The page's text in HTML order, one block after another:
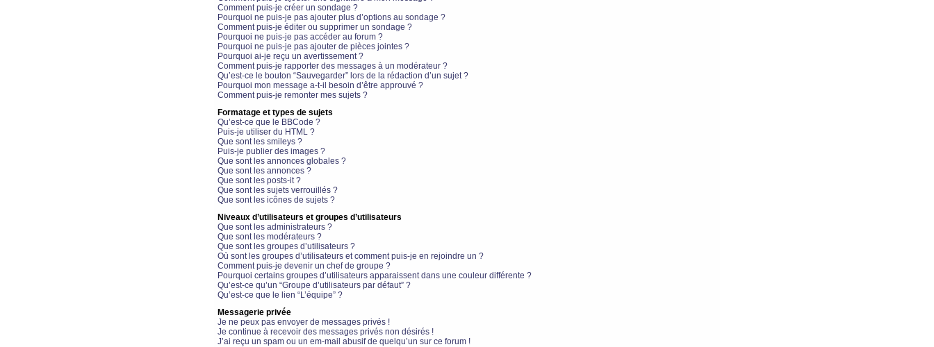
Comment puis-je créer un sondage ?
Pourquoi ne puis-je pas ajouter plus d’options au sondage ?
Comment puis-je éditer ou supprimer un sondage ?
Pourquoi ne puis-je pas accéder au forum ?
Pourquoi ne puis-je pas ajouter de pièces jointes ?
Pourquoi ai-je reçu un avertissement ?
Comment puis-je rapporter des messages à un modérateur ?
Qu’est-ce le bouton “Sauvegarder” lors de la rédaction d’un sujet ?
Pourquoi mon message a-t-il besoin d’être approuvé ?
Comment puis-je remonter mes sujets ?
Formatage et types de sujets
Qu’est-ce que le BBCode ?
Puis-je utiliser du HTML ?
Que sont les smileys ?
Puis-je publier des images ?
Que sont les annonces globales ?
Que sont les annonces ?
Que sont les posts-it ?
Que sont les sujets verrouillés ?
Que sont les icônes de sujets ?
Niveaux d’utilisateurs et groupes d’utilisateurs
Que sont les administrateurs ?
Que sont les modérateurs ?
Que sont les groupes d’utilisateurs ?
Où sont les groupes d’utilisateurs et comment puis-je en rejoindre un ?
Comment puis-je devenir un chef de groupe ?
Pourquoi certains groupes d’utilisateurs apparaissent dans une couleur différente ?
Qu’est-ce qu’un “Groupe d’utilisateurs par défaut” ?
Qu’est-ce que le lien “L’équipe” ?
Messagerie privée
Je ne peux pas envoyer de messages privés !
Je continue à recevoir des messages privés non désirés !
J’ai reçu un spam ou un em-mail abusif de quelqu’un sur ce forum !